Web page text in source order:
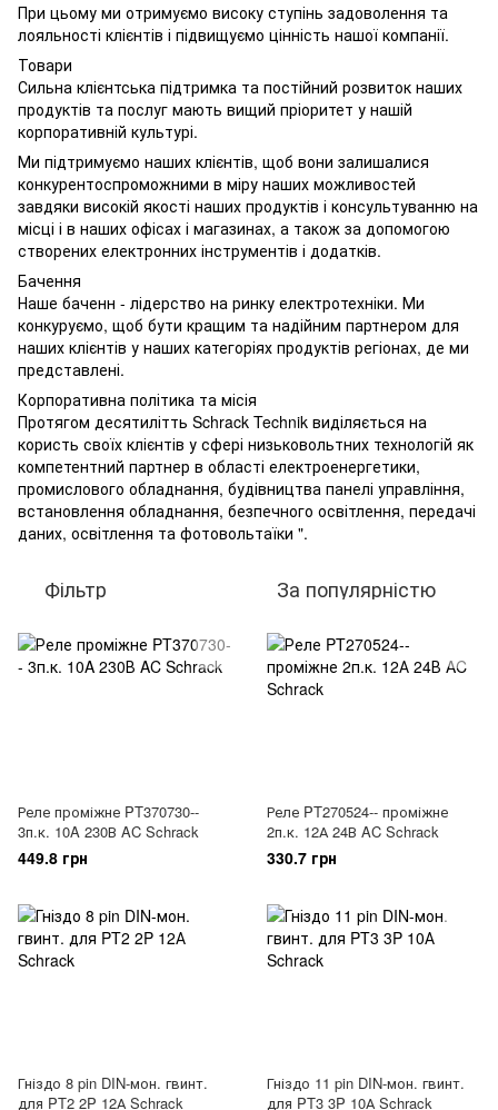
При цьому ми отримуємо високу ступінь задоволення та
лояльності клієнтів і підвищуємо цінність нашої компанії.
Товари
Сильна клієнтська підтримка та постійний розвиток наших
продуктів та послуг мають вищий пріоритет у нашій
корпоративній культурі.
Ми підтримуємо наших клієнтів, щоб вони залишалися
конкурентоспроможними в міру наших можливостей
завдяки високій якості наших продуктів і консультуванню на
місці і в наших офісах і магазинах, а також за допомогою
створених електронних інструментів і додатків.
Бачення
Наше баченн - лідерство на ринку електротехніки. Ми
конкуруємо, щоб бути кращим та надійним партнером для
наших клієнтів у наших категоріях продуктів регіонах, де ми
представлені.
Корпоративна політика та місія
Протягом десятилітть Schrack Technik виділяється на
користь своїх клієнтів у сфері низьковольтних технологій як
компетентний партнер в області електроенергетики,
промислового обладнання, будівництва панелі управління,
встановлення обладнання, безпечного освітлення, передачі
даних, освітлення та фотовольтаїки ".
Фільтр За популярністю
Реле проміжне PT370730--
3п.к. 10A 230В AC Schrack
449.8 грн
Реле PT270524-- проміжне
2п.к. 12А 24В AC Schrack
330.7 грн
Гніздо 8 pin DIN-мон. гвинт.
для PT2 2P 12А Schrack
Гніздо 11 pin DIN-мон. гвинт.
для PT3 3P 10А Schrack